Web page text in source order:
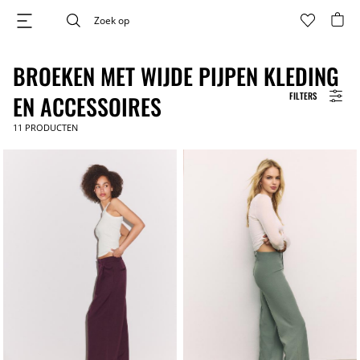
FILTERS
BROEKEN MET WIJDE PIJPEN KLEDING
EN ACCESSOIRES
11 PRODUCTEN